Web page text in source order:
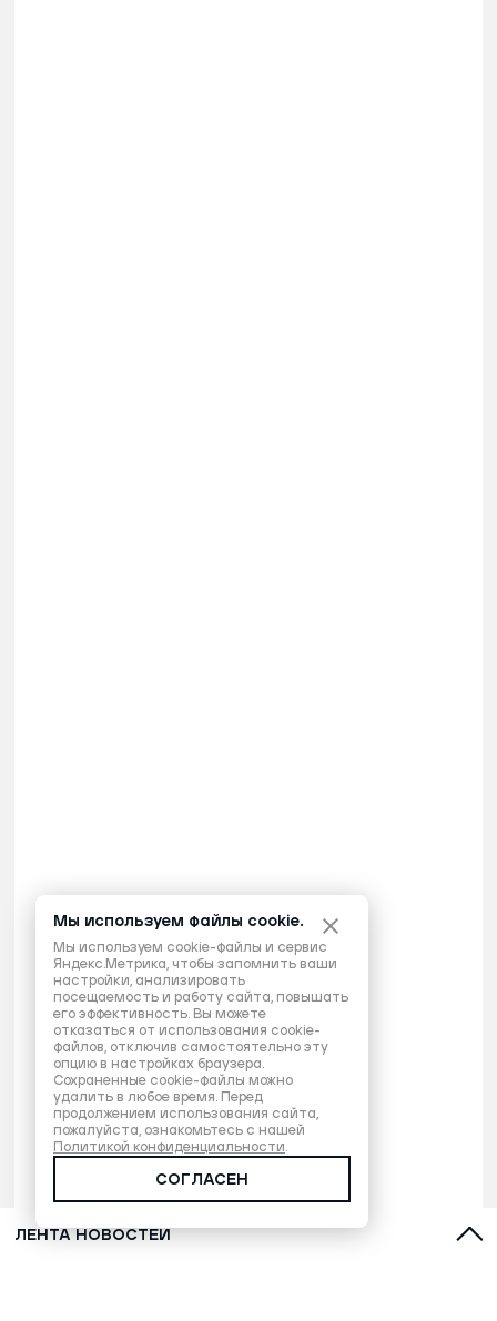
ЛЕНТА НОВОСТЕЙ
Мы используем файлы cookie.
Мы используем cookie-файлы и сервис
Яндекс.Метрика, чтобы запомнить ваши
настройки, анализировать
посещаемость и работу сайта, повышать
его эффективность. Вы можете
отказаться от использования cookie-
файлов, отключив самостоятельно эту
опцию в настройках браузера.
Сохраненные cookie-файлы можно
удалить в любое время. Перед
продолжением использования сайта,
пожалуйста, ознакомьтесь с нашей
Политикой конфиденциальности.
СОГЛАСЕН